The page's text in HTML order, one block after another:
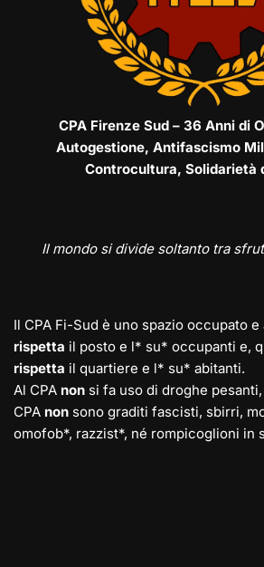
CPA Firenze Sud – 36 Anni di
Autogestione, Antifascismo
Controcultura, Solidarietà
Il mondo si divide soltanto tra
Il CPA Fi-Sud è uno spazio occupato
rispetta il posto e l* su* occupanti e,
rispetta il quartiere e l* su* abitanti.
Al CPA non si fa uso di droghe pesanti,
CPA non sono graditi fascisti, sbirri,
omofob*, razzist*, né rompicoglioni in